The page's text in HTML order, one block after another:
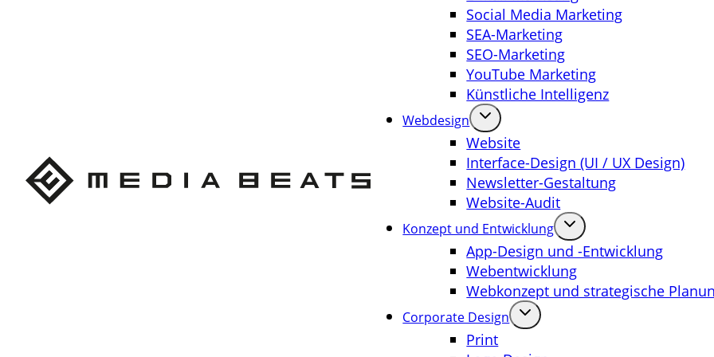
Social Media Marketing
SEA-Marketing
SEO-Marketing
YouTube Marketing
Künstliche Intelligenz
Webdesign
Website
Interface-Design (UI / UX Design)
Newsletter-Gestaltung
Website-Audit
Konzept und Entwicklung
App-Design und -Entwicklung
Webentwicklung
Webkonzept und strategische
Corporate Design
Print